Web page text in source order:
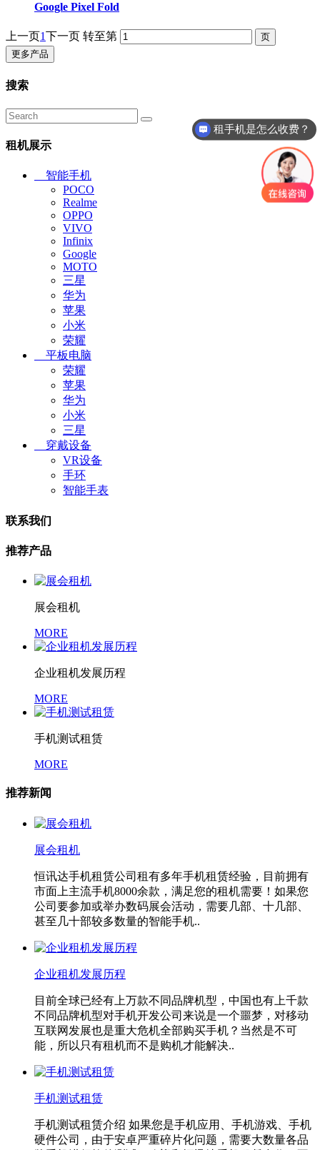
Google Pixel Fold
上一页1下一页 转至第
更多产品
搜索
租机展示
智能手机
POCO
Realme
OPPO
VIVO
Infinix
Google
MOTO
三星
华为
苹果
小米
荣耀
平板电脑
荣耀
苹果
华为
小米
三星
穿戴设备
VR设备
手环
智能手表
联系我们
推荐产品
展会租机
MORE
企业租机发展历程
MORE
手机测试租赁
MORE
推荐新闻
展会租机
恒讯达手机租赁公司租有多年手机租赁经验，目前拥有
市面上主流手机8000余款，满足您的租机需要！如果您
公司要参加或举办数码展会活动，需要几部、十几部、
甚至几十部较多数量的智能手机..
企业租机发展历程
目前全球已经有上万款不同品牌机型，中国也有上千款
不同品牌机型对手机开发公司来说是一个噩梦，对移动
互联网发展也是重大危机全部购买手机？当然是不可
能，所以只有租机而不是购机才能解决..
手机测试租赁
手机测试租赁介绍 如果您是手机应用、手机游戏、手机
硬件公司，由于安卓严重碎片化问题，需要大数量各品
租手机是怎么收费？